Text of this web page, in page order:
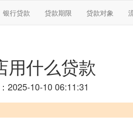
银行贷款 贷款期限 贷款对象
用什么贷款
2025-10-10 06:11:31